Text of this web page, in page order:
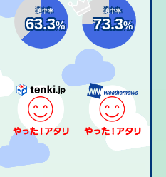
適中率
63.3%
適中率
73.3%